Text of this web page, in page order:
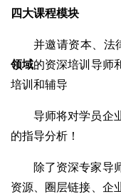
四大课程模块
并邀请资本、法
领域的资深培训导师
培训和辅导
导师将对学员企
的指导分析！
除了资深专家导
资源、圈层链接、企